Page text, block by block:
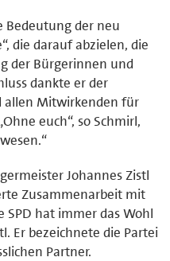
Bedeutung der neu
die darauf abzielen, die
der Bürgerinnen und
dankte er der
allen Mitwirkenden für
euch“, so Schmirl,
Johannes Zistl
Zusammenarbeit mit
SPD hat immer das Wohl
Er bezeichnete die Partei
Partner.